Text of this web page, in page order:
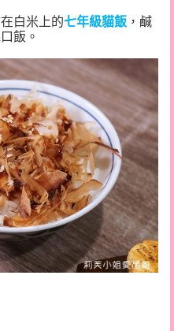
白米上的七年級貓飯 ，鹹
飯。